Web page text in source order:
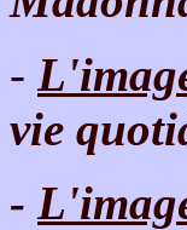
-
vie
-